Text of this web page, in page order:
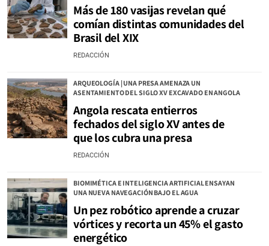
Más de 180 vasijas revelan qué
comían distintas comunidades del
Brasil del XIX
REDACCIÓN
ARQUEOLOGÍA | UNA PRESA AMENAZA UN
ASENTAMIENTO DEL SIGLO XV EXCAVADO EN ANGOLA
Angola rescata entierros
fechados del siglo XV antes de
que los cubra una presa
REDACCIÓN
BIOMIMÉTICA E INTELIGENCIA ARTIFICIAL ENSAYAN
UNA NUEVA NAVEGACIÓN BAJO EL AGUA
Un pez robótico aprende a cruzar
vórtices y recorta un 45% el gasto
energético